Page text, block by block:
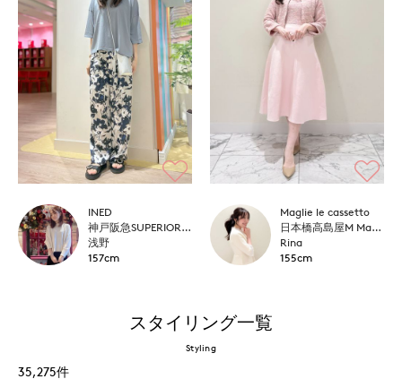
INED
神戸阪急SUPERIORCLOSET
浅野
157cm
Maglie le cassetto
日本橋高島屋M Maglie le cassetto
Rina
155cm
スタイリング一覧
Styling
35,275件